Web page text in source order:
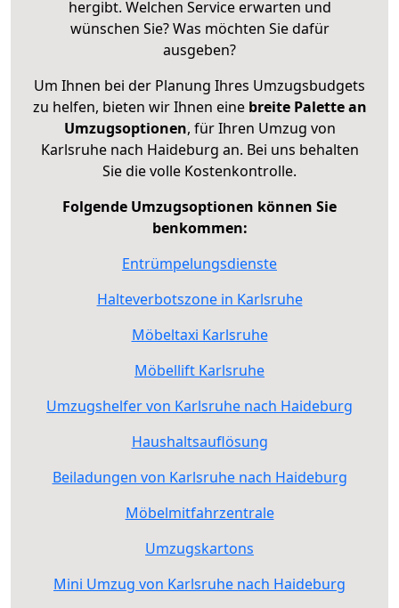
hergibt. Welchen Service erwarten und
wünschen Sie? Was möchten Sie dafür
ausgeben?
Um Ihnen bei der Planung Ihres Umzugsbudgets
zu helfen, bieten wir Ihnen eine breite Palette an
Umzugsoptionen, für Ihren Umzug von
Karlsruhe nach Haideburg an. Bei uns behalten
Sie die volle Kostenkontrolle.
Folgende Umzugsoptionen können Sie
benkommen:
Entrümpelungsdienste
Halteverbotszone in Karlsruhe
Möbeltaxi Karlsruhe
Möbellift Karlsruhe
Umzugshelfer von Karlsruhe nach Haideburg
Haushaltsauflösung
Beiladungen von Karlsruhe nach Haideburg
Möbelmitfahrzentrale
Umzugskartons
Mini Umzug von Karlsruhe nach Haideburg